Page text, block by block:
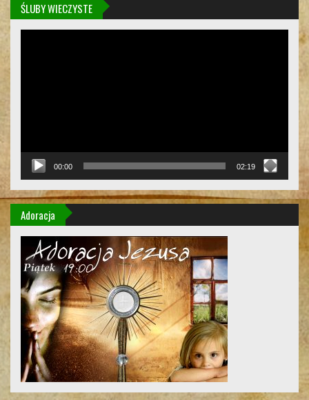
ŚLUBY WIECZYSTE
00:00 02:19
Adoracja